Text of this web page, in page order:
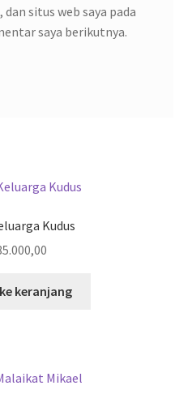
situs web saya pada
saya berikutnya.
Kudus
keranjang